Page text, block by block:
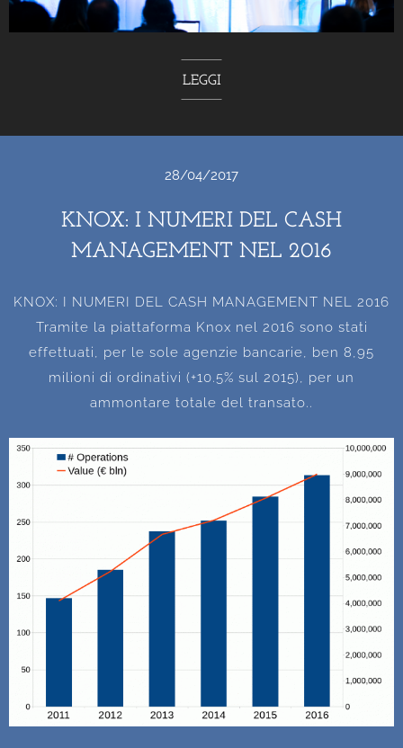
LEGGI
28/04/2017
KNOX: I NUMERI DEL CASH
MANAGEMENT NEL 2016
KNOX: I NUMERI DEL CASH MANAGEMENT NEL 2016
Tramite la piattaforma Knox nel 2016 sono stati
effettuati, per le sole agenzie bancarie, ben 8,95
milioni di ordinativi (+10.5% sul 2015), per un
ammontare totale del transato..